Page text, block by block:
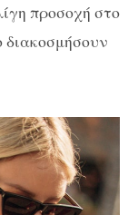
προσοχή στο